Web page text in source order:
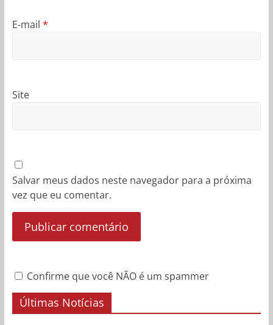
E-mail *
Site
Salvar meus dados neste navegador para a próxima
vez que eu comentar.
Confirme que você NÃO é um spammer
Últimas Notícias